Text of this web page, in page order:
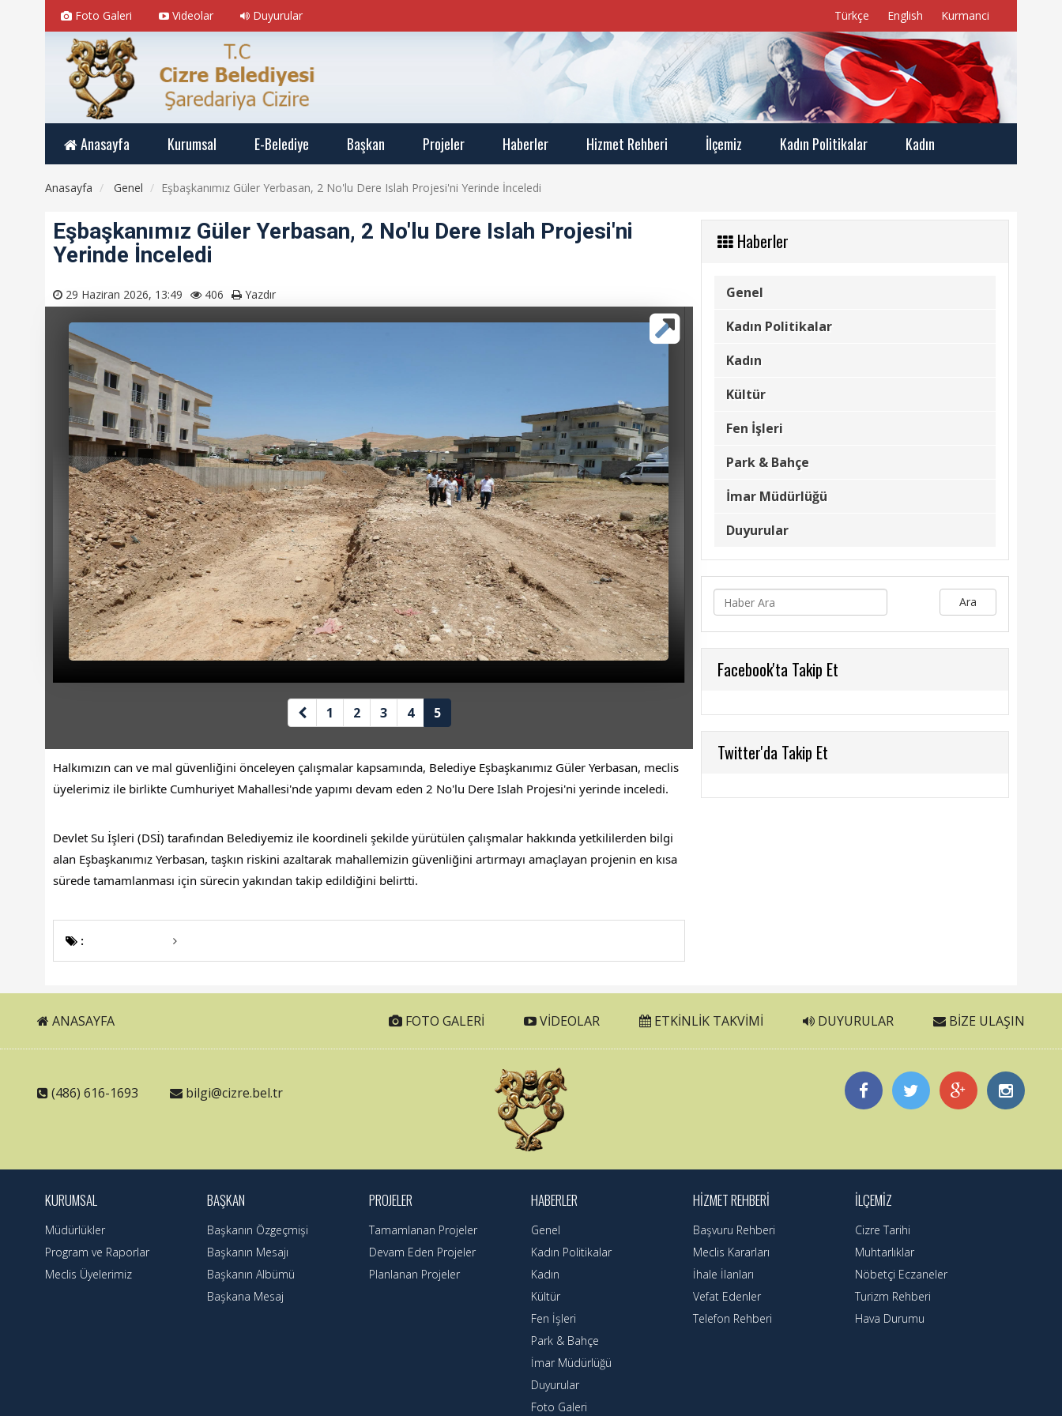
Foto Galeri Videolar Duyurular Türkçe English Kurmanci
Anasayfa Kurumsal E-Belediye Başkan Projeler Haberler Hizmet Rehberi İlçemiz Kadın Politikalar Kadın
Anasayfa Genel Eşbaşkanımız Güler Yerbasan, 2 No'lu Dere Islah Projesi'ni Yerinde İnceledi
Eşbaşkanımız Güler Yerbasan, 2 No'lu Dere Islah Projesi'ni
Yerinde İnceledi
29 Haziran 2026, 13:49 406 Yazdır
1 2 3 4 5
Halkımızın can ve mal güvenliğini önceleyen çalışmalar kapsamında, Belediye Eşbaşkanımız Güler Yerbasan, meclis
üyelerimiz ile birlikte Cumhuriyet Mahallesi'nde yapımı devam eden 2 No'lu Dere Islah Projesi'ni yerinde inceledi.
Devlet Su İşleri (DSİ) tarafından Belediyemiz ile koordineli şekilde yürütülen çalışmalar hakkında yetkililerden bilgi
alan Eşbaşkanımız Yerbasan, taşkın riskini azaltarak mahallemizin güvenliğini artırmayı amaçlayan projenin en kısa
sürede tamamlanması için sürecin yakından takip edildiğini belirtti.
:
Haberler
Genel
Kadın Politikalar
Kadın
Kültür
Fen İşleri
Park & Bahçe
İmar Müdürlüğü
Duyurular
Ara
Facebook'ta Takip Et
Twitter'da Takip Et
ANASAYFA BIZE ULAŞIN
DUYURULAR
ETKINLIK TAKVIMI
VIDEOLAR
FOTO GALERI
(486) 616-1693 bilgi@cizre.bel.tr
KURUMSAL
Müdürlükler
Program ve Raporlar
Meclis Üyelerimiz
BAŞKAN
Başkanın Özgeçmişi
Başkanın Mesajı
Başkanın Albümü
Başkana Mesaj
PROJELER
Tamamlanan Projeler
Devam Eden Projeler
Planlanan Projeler
HABERLER
Genel
Kadın Politikalar
Kadın
Kültür
Fen İşleri
Park & Bahçe
İmar Müdürlüğü
Duyurular
Foto Galeri
HIZMET REHBERI
Başvuru Rehberi
Meclis Kararları
İhale İlanları
Vefat Edenler
Telefon Rehberi
İLÇEMIZ
Cizre Tarihi
Muhtarlıklar
Nöbetçi Eczaneler
Turizm Rehberi
Hava Durumu